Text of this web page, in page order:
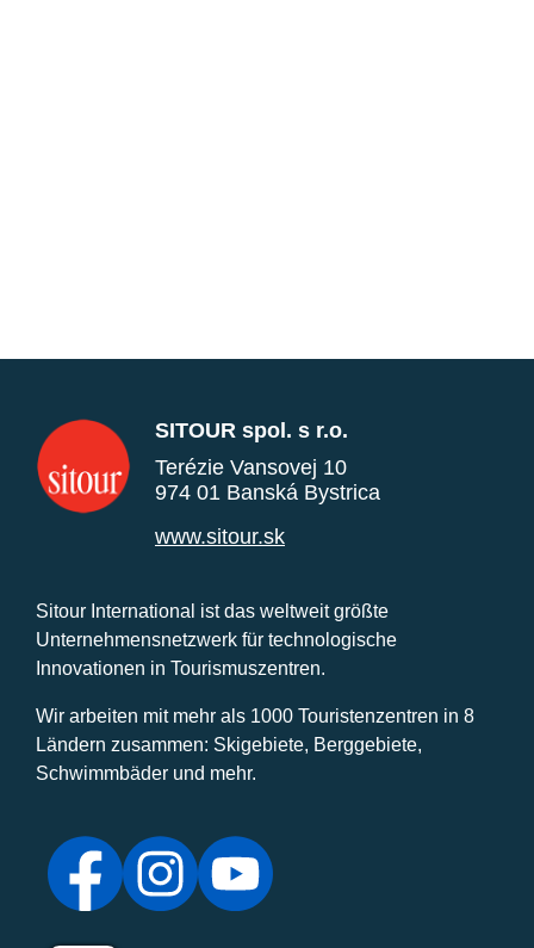
SITOUR spol. s r.o.
Terézie Vansovej 10
974 01 Banská Bystrica
www.sitour.sk
Sitour International ist das weltweit größte
Unternehmensnetzwerk für technologische
Innovationen in Tourismuszentren.
Wir arbeiten mit mehr als 1000 Touristenzentren in 8
Ländern zusammen: Skigebiete, Berggebiete,
Schwimmbäder und mehr.